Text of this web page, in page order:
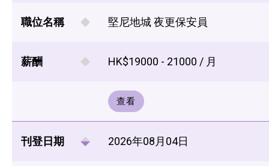
職位名稱 堅尼地城 夜更保安員
薪酬 HK$19000 - 21000 / 月
查看
刊登日期 2026年08月04日